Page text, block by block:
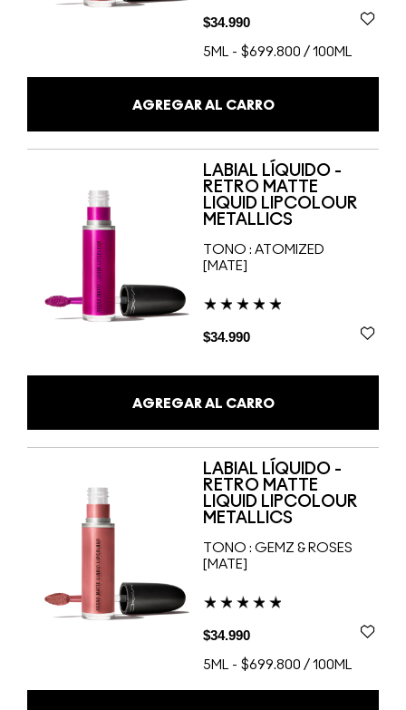
$34.990
5ML - $699.800 / 100ML
AGREGAR AL CARRO
LABIAL LÍQUIDO -
RETRO MATTE
LIQUID LIPCOLOUR
METALLICS
TONO : ATOMIZED
[MATE]
$34.990
AGREGAR AL CARRO
LABIAL LÍQUIDO -
RETRO MATTE
LIQUID LIPCOLOUR
METALLICS
TONO : GEMZ & ROSES
[MATE]
$34.990
5ML - $699.800 / 100ML